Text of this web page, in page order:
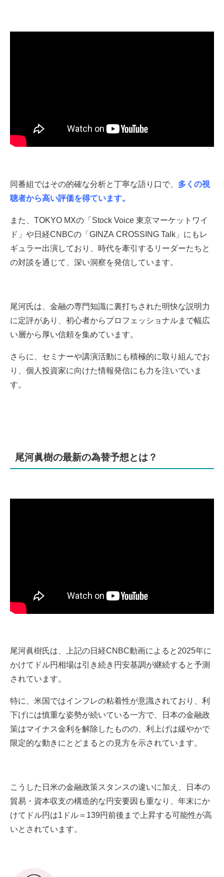
同番組ではその的確な分析と丁寧な語り口で、 多くの視
聴者から高い評価を得ています。
また、TOKYO MXの「Stock Voice 東京マーケットワイ
ド」や日経CNBCの「GINZA CROSSING Talk」にもレ
ギュラー出演しており、時代を牽引するリーダーたちと
の対談を通じて、深い洞察を発信しています。
尾河氏は、金融の専門知識に裏打ちされた明快な説明力
に定評があり、初心者からプロフェッショナルまで幅広
い層から厚い信頼を集めています。
さらに、セミナーや講演活動にも積極的に取り組んでお
り、個人投資家に向けた情報発信にも力を注いでいま
す。
尾河眞樹の最新の為替予想とは？
尾河眞樹氏は、上記の日経CNBC動画によると2025年に
かけてドル円相場は引き続き円安基調が継続すると予測
されています。
特に、米国ではインフレの粘着性が意識されており、利
下げには慎重な姿勢が続いている一方で、日本の金融政
策はマイナス金利を解除したものの、利上げは緩やかで
限定的な動きにとどまるとの見方を示されています。
こうした日米の金融政策スタンスの違いに加え、日本の
貿易・資本収支の構造的な円安要因も重なり、年末にか
けてドル円は1ドル＝139円前後まで上昇する可能性が高
いとされています。